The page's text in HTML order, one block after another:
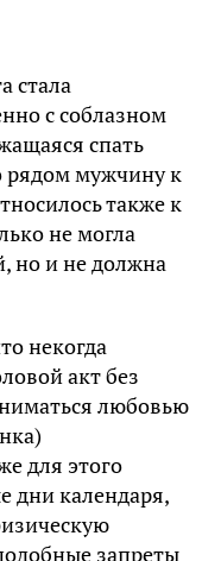
стала
с соблазном
спать
рядом мужчину к
также к
не могла
но и не должна
некогда
акт без
любовью
для этого
дни календаря,
запреты